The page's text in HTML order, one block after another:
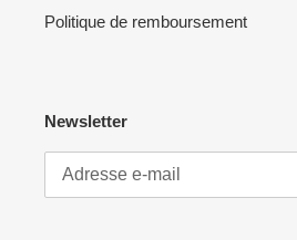
Politique de remboursement
Newsletter